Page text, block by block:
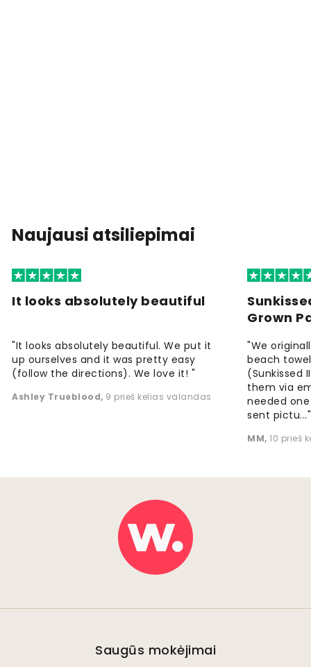
Naujausi atsiliepimai
It looks absolutely beautiful
"It looks absolutely beautiful. We put it
up ourselves and it was pretty easy
(follow the directions). We love it! "
Ashley Trueblood, 9 prieš kelias valandas
Grown
"We
beach
(Sunkissed
them via
needed
sent pictu..."
MM, 10 prieš
Saugūs mokėjimai